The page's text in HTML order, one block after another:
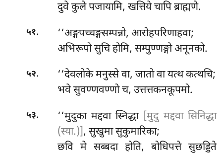
दुवे कुले पजायामि, खत्तिये चापि ब्राह्मणे.
५१.
‘‘अङ्गपच्चङ्गसम्पन्नो, आरोहपरिणाहवा;
अभिरूपो सुचि होमि, सम्पुण्णङ्गो अनूनको.
५२. ‘‘देवलोकेमनुस्से वा, जातो वा यत्थ कत्थचि;
भवे सुवण्णवण्णो च, उत्तत्तकनकूपमो.
५३. ‘‘मुदुका मद्दवा स्निद्धा [मुदु मद्दवा सिनिद्धा
(स्या.)], सुखुमा सुकुमारिका;
छवि मे सब्बदा होति, बोधिपत्ते सुछड्डिते